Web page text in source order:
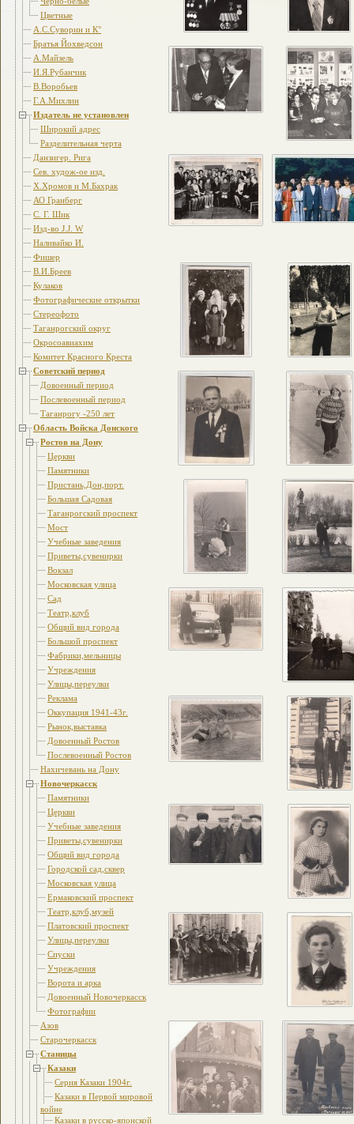
Цветные
А.С.Суворин и К°
Братья Йохведсон
А.Майзель
И.Я.Рубанчик
В.Воробьев
Г.А.Михлин
Издатель не установлен
Широкий адрес
Разделительная черта
Данзигер. Рига
Сев. худож-ое изд.
Х.Хромов и М.Бахрак
АО Гранберг
С. Г. Шик
Изд-во J.J. W
Наливайко И.
Фишер
В.И.Бреев
Кулаков
Фотографические открытки
Стереофото
Таганрогский округ
Окросоавиахим
Комитет Красного Креста
Советский период
Довоенный период
Послевоенный период
Таганрогу -250 лет
Область Войска Донского
Ростов на Дону
Церкви
Памятники
Пристань,Дон,порт.
Большая Садовая
Таганрогский проспект
Мост
Учебные заведения
Приветы,сувенирки
Вокзал
Московская улица
Сад
Театр,клуб
Общий вид города
Большой проспект
Фабрики,мельницы
Учреждения
Улицы,переулки
Реклама
Оккупация 1941-43г.
Рынок,выставка
Довоенный Ростов
Послевоенный Ростов
Нахичевань на Дону
Новочеркасск
Памятники
Церкви
Учебные заведения
Приветы,сувенирки
Общий вид города
Городской сад,сквер
Московская улица
Ермаковский проспект
Театр,клуб,музей
Платовский проспект
Улицы,переулки
Спуски
Учреждения
Ворота и арка
Довоенный Новочеркасск
Фотографии
Азов
Старочеркасск
Станицы
Казаки
Серия Казаки 1904г.
Казаки в Первой мировой
войне
Казаки в русско-японской